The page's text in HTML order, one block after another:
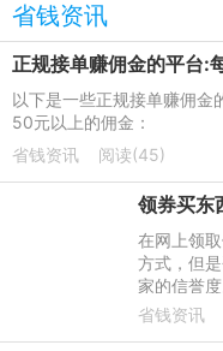
省钱资讯
正规接单赚佣金的平台:
以下是一些正规接单赚佣金
50元以上的佣金：
省钱资讯
阅读(45)
领券买东
在网上领
方式，但
家的信誉
省钱资讯